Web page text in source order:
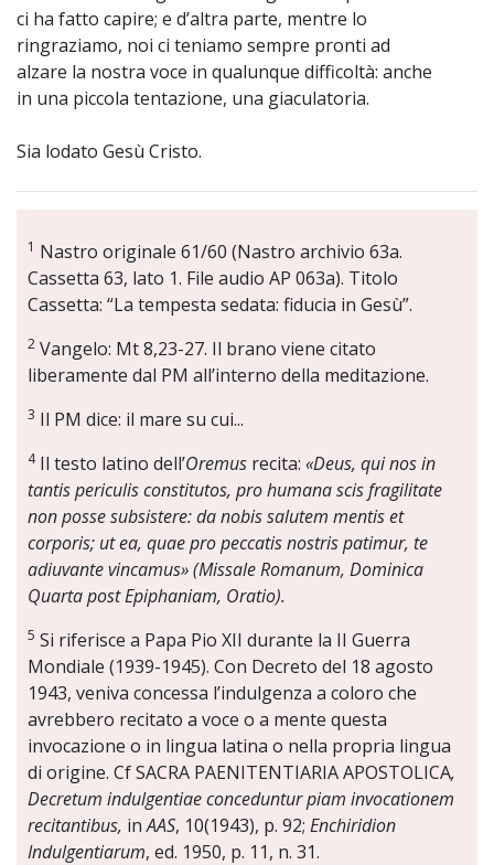
ci ha fatto capire; e d’altra parte, mentre lo
ringraziamo, noi ci teniamo sempre pronti ad
alzare la nostra voce in qualunque difficoltà: anche
in una piccola tentazione, una giaculatoria.
Sia lodato Gesù Cristo.
1 Nastro originale 61/60 (Nastro archivio 63a.
Cassetta 63, lato 1. File audio AP 063a). Titolo
Cassetta: “La tempesta sedata: fiducia in Gesù”.
2 Vangelo: Mt 8,23-27. Il brano viene citato
liberamente dal PM all’interno della meditazione.
3 Il PM dice: il mare su cui...
4Il testo latino dell’Oremus recita: «Deus, qui nos in
tantis periculis constitutos, pro humana scis fragilitate
non posse subsistere: da nobis salutem mentis et
corporis; ut ea, quae pro peccatis nostris patimur, te
adiuvante vincamus» (Missale Romanum, Dominica
Quarta post Epiphaniam, Oratio).
5 Si riferisce a Papa Pio XII durante la II Guerra
Mondiale (1939-1945). Con Decreto del 18 agosto
1943, veniva concessa l’indulgenza a coloro che
avrebbero recitato a voce o a mente questa
invocazione o in lingua latina o nella propria lingua
di origine. Cf SACRA PAENITENTIARIA APOSTOLICA,
Decretum indulgentiae conceduntur piam invocationem
recitantibus, inAAS, 10(1943), p. 92; Enchiridion
Indulgentiarum, ed. 1950, p. 11, n. 31.